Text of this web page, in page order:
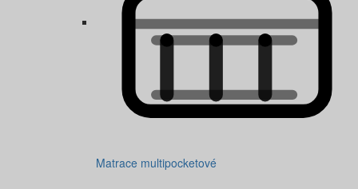
Matrace multipocketové